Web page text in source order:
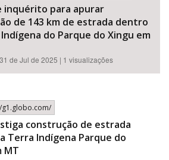
inquérito para apurar
de 143 km de estrada dentro
do Parque do Xingu em
de Jul de 2025 | 1 visualizações
g1.globo.com/
construção de estrada
Terra Indígena Parque do
MT